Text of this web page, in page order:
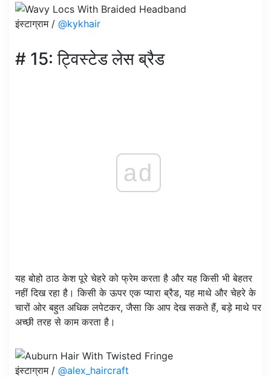
इंस्टाग्राम / @kykhair
# 15: ट्विस्टेड लेस ब्रैड
ad
यह बोहो ठाठ केश पूरे चेहरे को फ्रेम करता है और यह किसी भी बेहतर
नहीं दिख रहा है। किसी के ऊपर एक प्यारा ब्रैड, यह माथे और चेहरे के
चारों ओर बहुत अधिक लपेटकर, जैसा कि आप देख सकते हैं, बड़े माथे पर
अच्छी तरह से काम करता है।
इंस्टाग्राम / @alex_haircraft